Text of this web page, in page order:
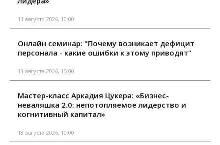
11 августа 2026, 10:00
Онлайн семинар: "Почему возникает дефицит
персонала - какие ошибки к этому приводят"
11 августа 2026, 15:00
Мастер-класс Аркадия Цукера: «Бизнес-
неваляшка 2.0: непотопляемое лидерство и
когнитивный капитал»
18 августа 2026, 10:00